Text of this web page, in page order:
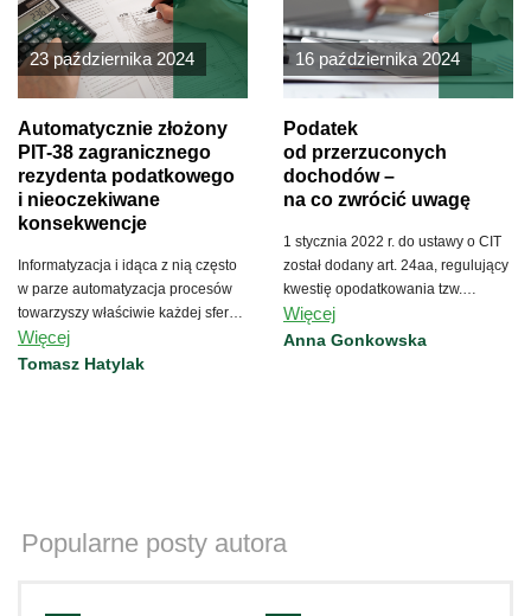
23 października 2024
Automatycznie złożony
PIT-38 zagranicznego
rezydenta podatkowego
i nieoczekiwane
konsekwencje
Informatyzacja i idąca z nią często
w parze automatyzacja procesów
towarzyszy właściwie każdej sferze
naszego codziennego
funkcjonowania.
Więcej
Tomasz Hatylak
16 października 2024
Podatek
od przerzuconych
dochodów –
na co zwrócić uwagę
1 stycznia 2022 r. do ustawy o CIT
został dodany art. 24aa, regulujący
kwestię opodatkowania tzw.
przerzuconych dochodów.
Więcej
Anna Gonkowska
Popularne posty autora